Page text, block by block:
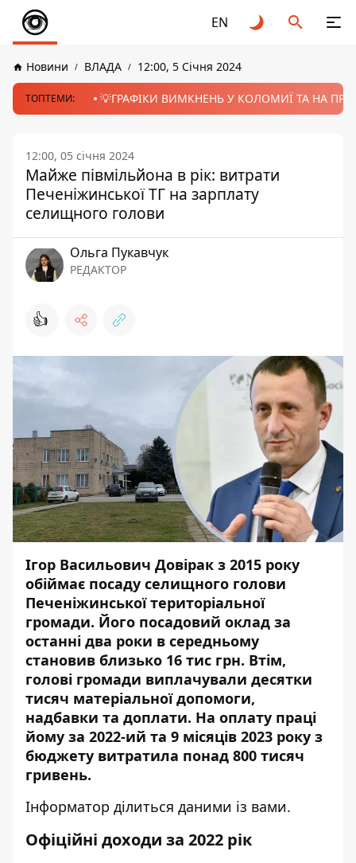
EN
Новини ВЛАДА 12:00, 5 Січня 2024
ТОПТЕМИ: 💡ГРАФІКИ ВИМКНЕНЬ У КОЛОМИЇ ТА НА
12:00, 05 січня 2024
Майже півмільйона в рік: витрати
Печеніжинської ТГ на зарплату
селищного голови
Ольга Пукавчук
РЕДАКТОР
👍
Ігор Васильович Довірак з 2015 року
обіймає посаду селищного голови
Печеніжинської територіальної
громади. Його посадовий оклад за
останні два роки в середньому
становив близько 16 тис грн. Втім,
голові громади виплачували десятки
тисяч матеріальної допомоги,
надбавки та доплати. На оплату праці
йому за 2022-ий та 9 місяців 2023 року з
бюджету витратила понад 800 тисяч
гривень.
Інформатор ділиться даними із вами.
Офіційні доходи за 2022 рік